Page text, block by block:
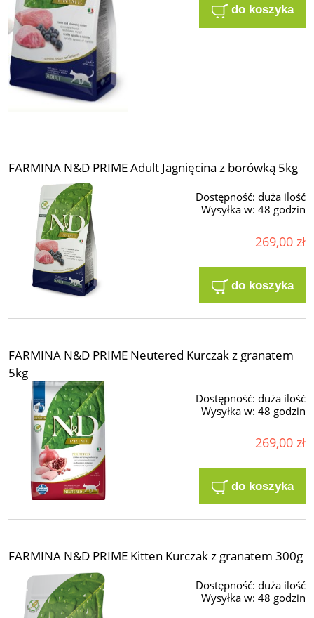
do koszyka
FARMINA N&D PRIME Adult Jagnięcina z borówką 5kg
Dostępność: duża ilość
Wysyłka w: 48 godzin
269,00 zł
do koszyka
FARMINA N&D PRIME Neutered Kurczak z granatem
5kg
Dostępność: duża ilość
Wysyłka w: 48 godzin
269,00 zł
do koszyka
FARMINA N&D PRIME Kitten Kurczak z granatem 300g
Dostępność: duża ilość
Wysyłka w: 48 godzin